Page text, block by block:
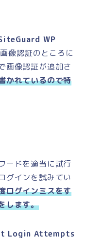
WP
像認証のところに
画像認証が追加さ
かれているので特
ードを適当に試行
グインを試みてい
ログインミスをす
します。
Login Attempts